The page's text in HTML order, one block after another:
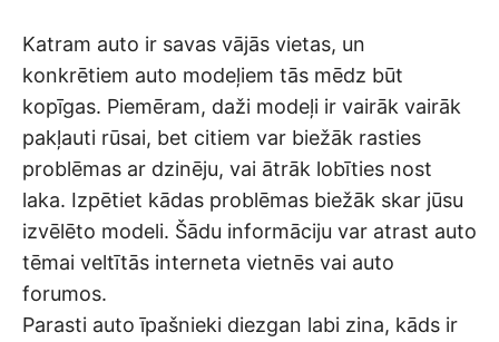
Katram auto ir savas vājās vietas, un
konkrētiem auto modeļiem tās mēdz būt
kopīgas. Piemēram, daži modeļi ir vairāk vairāk
pakļauti rūsai, bet citiem var biežāk rasties
problēmas ar dzinēju, vai ātrāk lobīties nost
laka. Izpētiet kādas problēmas biežāk skar jūsu
izvēlēto modeli. Šādu informāciju var atrast auto
tēmai veltītās interneta vietnēs vai auto
forumos.
Parasti auto īpašnieki diezgan labi zina, kāds ir